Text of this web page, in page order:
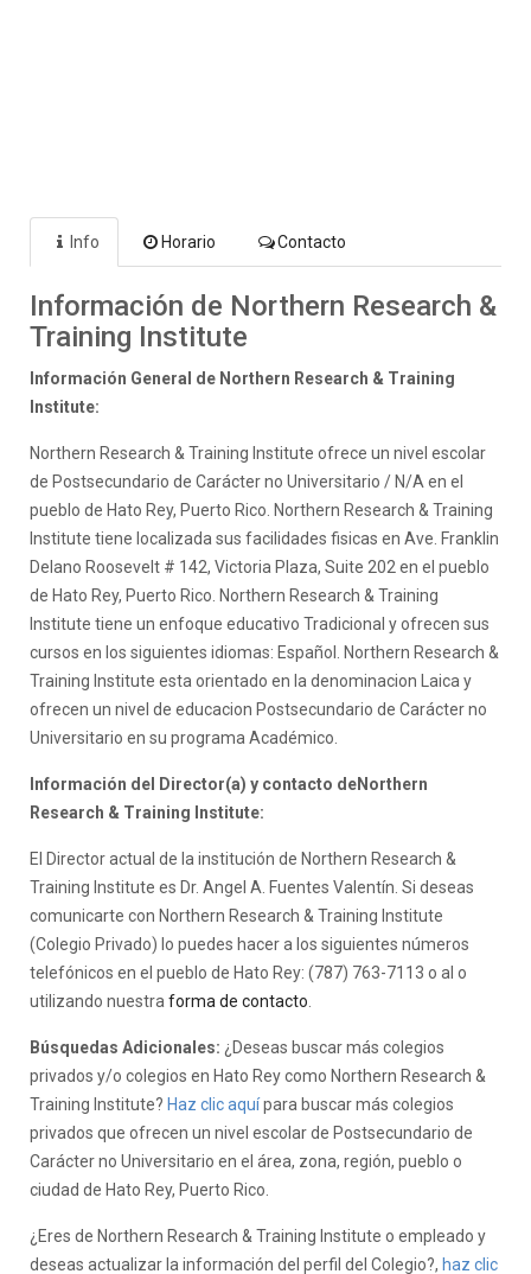
Info Horario Contacto
Información de Northern Research &
Training Institute
Información General de Northern Research & Training
Institute:
Northern Research & Training Institute ofrece un nivel escolar
de Postsecundario de Carácter no Universitario / N/A en el
pueblo de Hato Rey, Puerto Rico. Northern Research & Training
Institute tiene localizada sus facilidades fisicas en Ave. Franklin
Delano Roosevelt # 142, Victoria Plaza, Suite 202 en el pueblo
de Hato Rey, Puerto Rico. Northern Research & Training
Institute tiene un enfoque educativo Tradicional y ofrecen sus
cursos en los siguientes idiomas: Español. Northern Research &
Training Institute esta orientado en la denominacion Laica y
ofrecen un nivel de educacion Postsecundario de Carácter no
Universitario en su programa Académico.
Información del Director(a) y contacto deNorthern
Research & Training Institute:
El Director actual de la institución de Northern Research &
Training Institute es Dr. Angel A. Fuentes Valentín. Si deseas
comunicarte con Northern Research & Training Institute
(Colegio Privado) lo puedes hacer a los siguientes números
telefónicos en el pueblo de Hato Rey: (787) 763-7113 o al o
utilizando nuestra forma de contacto
Búsquedas Adicionales: ¿Deseas buscar más colegios
privados y/o colegios en Hato Rey como Northern Research &
Training Institute? Haz clic aquípara buscar más colegios
privados que ofrecen un nivel escolar de Postsecundario de
Carácter no Universitario en el área, zona, región, pueblo o
ciudad de Hato Rey, Puerto Rico.
¿Eres de Northern Research & Training Institute o empleado y
deseas actualizar la información del perfil del Colegio?, haz clic